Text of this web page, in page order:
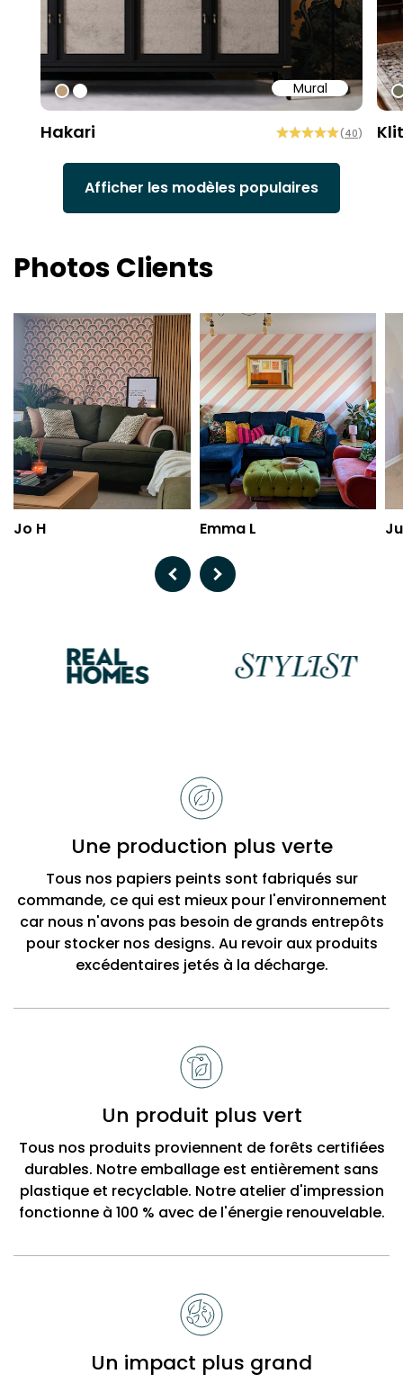
Mural
#bd9e7a
#ffffff
Hakari (40)
Afficher les modèles populaires
Photos Clients
Jo H Emma L
PreviousNext
BobbiUne production plus verte
Tous nos papiers peints sont fabriqués sur
commande, ce qui est mieux pour l'environnement
car nous n'avons pas besoin de grands entrepôts
pour stocker nos designs. Au revoir aux produits
excédentaires jetés à la décharge.
Un produit plus vert
Tous nos produits proviennent de forêts certifiées
durables. Notre emballage est entièrement sans
plastique et recyclable. Notre atelier d'impression
fonctionne à 100 % avec de l'énergie renouvelable.
Un impact plus grand